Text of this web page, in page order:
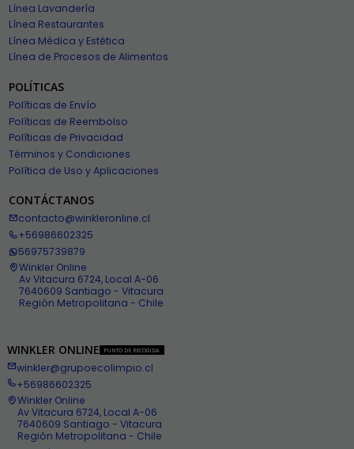
Línea Lavandería
Línea Restaurantes
Línea Médica y Estética
Línea de Procesos de Alimentos
POLÍTICAS
Políticas de Envío
Políticas de Reembolso
Políticas de Privacidad
Términos y Condiciones
Política de Uso y Aplicaciones
CONTÁCTANOS
contacto@winkleronline.cl
+56986602325
56975739879
Winkler Online
Av Vitacura 6724, Local A-06
7640609 Santiago - Vitacura
Región Metropolitana - Chile
WINKLER ONLINE PUNTO DE RECOGIDA
winkler@grupoecolimpio.cl
+56986602325
Winkler Online
Av Vitacura 6724, Local A-06
7640609 Santiago - Vitacura
Región Metropolitana - Chile